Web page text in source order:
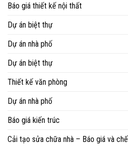
Báo giá thiết kế nội thất
Dự án biệt thự
Dự án nhà phố
Dự án biệt thự
Thiết kế văn phòng
Dự án nhà phố
Báo giá kiến trúc
Cải tạo sửa chữa nhà – Báo giá và